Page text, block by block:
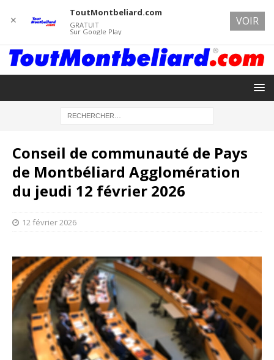
Conseil de communauté de Pays
de Montbéliard Agglomération
du jeudi 12 février 2026
12 février 2026
✕
ToutMontbeliard.com
GRATUIT
Sur Google Play
VOIR